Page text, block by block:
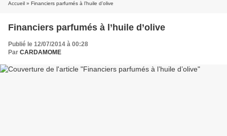
Accueil » Financiers parfumés à l’huile d’olive
Financiers parfumés à l’huile d’olive
Publié le 12/07/2014 à 00:28
Par CARDAMOME